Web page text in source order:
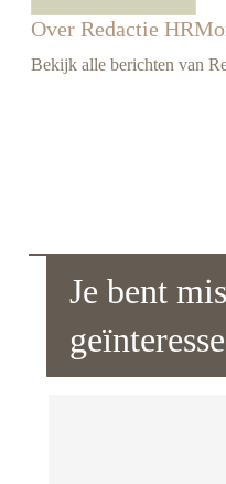
Over Redactie
Bekijk alle berichten van
Je bent